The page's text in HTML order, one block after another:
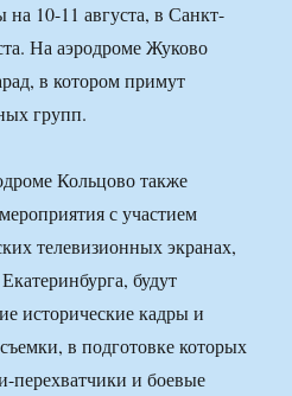
10-11 августа, в Санкт-
На аэродроме Жуково
в котором примут
групп.
Кольцово также
с участием
телевизионных экранах,
будут
исторические кадры и
в подготовке которых
перехватчики и боевые